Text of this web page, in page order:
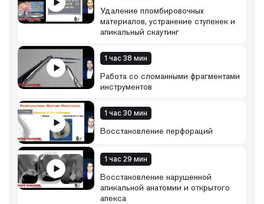
Удаление пломбировочных
материалов, устранение ступенек и
апикальный скаутинг
1 час 38 мин
Работа со сломанными фрагментами
инструментов
1 час 30 мин
Восстановление перфораций
1 час 29 мин
Восстановление нарушенной
апикальной анатомии и открытого
апекса